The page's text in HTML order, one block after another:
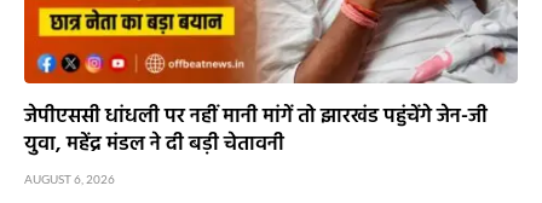
जेपीएससी धांधली पर नहीं मानी मांगें तो झारखंड पहुंचेंगे जेन-जी
युवा, महेंद्र मंडल ने दी बड़ी चेतावनी
AUGUST 6, 2026